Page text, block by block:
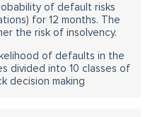
of default risks
for 12 months. The
the risk of insolvency.
of defaults in the
divided into 10 classes of
decision making